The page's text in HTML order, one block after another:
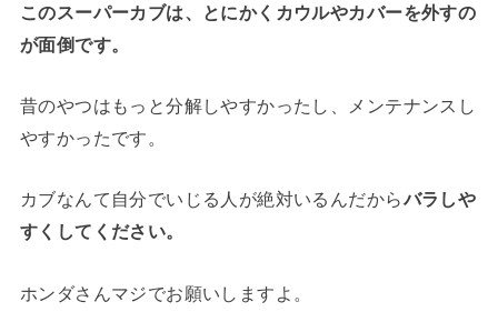
このスーパーカブは、とにかくカウルやカバーを外すの
が面倒です。
昔のやつはもっと分解しやすかったし、メンテナンスし
やすかったです。
カブなんて自分でいじる人が絶対いるんだからバラしや
すくしてください。
ホンダさんマジでお願いしますよ。